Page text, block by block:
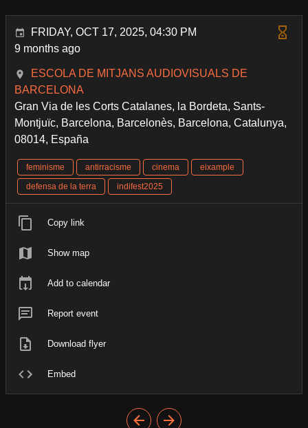
FRIDAY, OCT 17, 2025, 04:30 PM
9 months ago
ESCOLA DE MITJANS AUDIOVISUALS DE
BARCELONA
Gran Via de les Corts Catalanes, la Bordeta, Sants-
Montjuïc, Barcelona, Barcelonès, Barcelona, Catalunya,
08014, España
feminisme antirracisme cinema
eixample
defensa de la terra
indifest2025
Copy link
Show map
Add to calendar
Report event
Download flyer
Embed